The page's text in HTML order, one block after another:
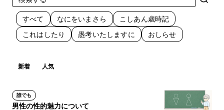
すべて なにをいまさら
こしあん歳時記
これはしたり
愚考いたしますに おしらせ
新着 人気
誰でも
男性の性的魅力について